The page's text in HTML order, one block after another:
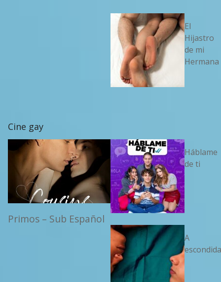
El
Hijastro
de mi
Hermana
Cine gay
Primos – Sub Español
Háblame
de ti
A